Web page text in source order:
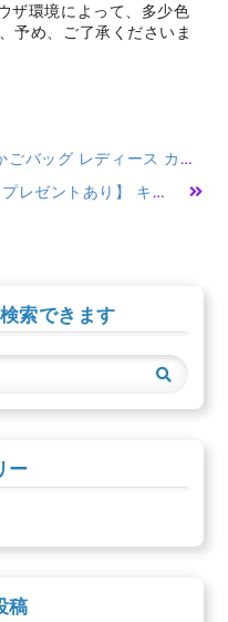
ザ環境によって、多少色
予め、ご了承くださいま
バッグ 巾着付き バスケット型 ナチュラル 水着 浴衣 バレンタイン カゴバック 籠バッグ リゾートショルダー
旅行バック TSAロック かばん 2泊3日 3泊4日 小型 シンプル おしゃれ レディース メンズ
索できます
ー
稿